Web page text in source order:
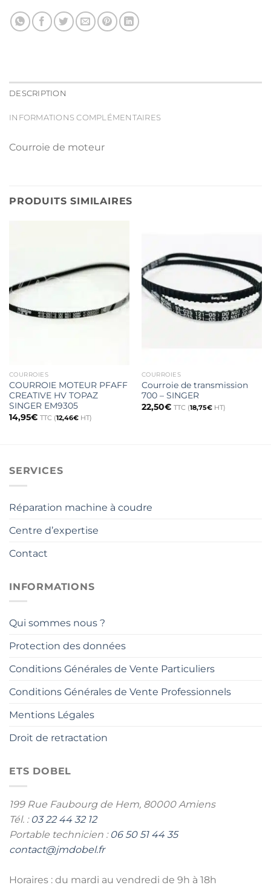
DESCRIPTION
INFORMATIONS COMPLÉMENTAIRES
Courroie de moteur
PRODUITS SIMILAIRES
COURROIES
COURROIE MOTEUR PFAFF
CREATIVE HV TOPAZ
SINGER EM9305
14,95€ TTC (12,46€HT)
COURROIES
Courroie de transmission
700 – SINGER
22,50€ TTC (18,75€HT)
SERVICES
Réparation machine à coudre
Centre d’expertise
Contact
INFORMATIONS
Qui sommes nous ?
Protection des données
Conditions Générales de Vente Particuliers
Conditions Générales de Vente Professionnels
Mentions Légales
Droit de retractation
ETS DOBEL
199 Rue Faubourg de Hem, 80000 Amiens
Tél. : 03 22 44 32 12
Portable technicien : 06 50 51 44 35
contact@jmdobel.fr
Horaires : du mardi au vendredi de 9h à 18h